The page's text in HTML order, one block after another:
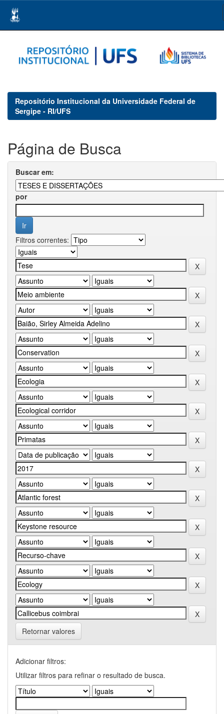
navigation
Repositório Institucional da Universidade Federal de
Sergipe - RI/UFS
Página de Busca
Buscar em:
por
Filtros correntes:
Retornar valores
Adicionar filtros:
Utilizar filtros para refinar o resultado de busca.